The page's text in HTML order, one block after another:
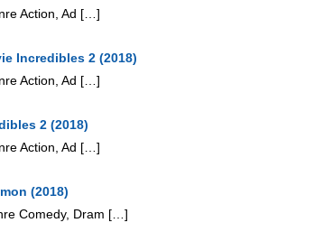
Action, Ad […]
Incredibles 2 (2018)
Action, Ad […]
2 (2018)
Action, Ad […]
(2018)
Comedy, Dram […]